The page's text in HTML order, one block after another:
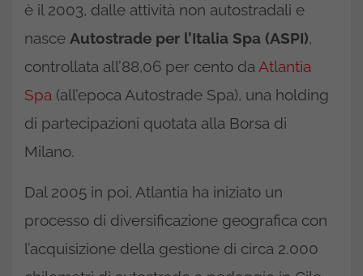
è il 2003, dalle attività non autostradali e
nasce Autostrade per l’Italia Spa (ASPI),
controllata all’88,06 per cento da Atlantia
Spa (all’epoca Autostrade Spa), una holding
di partecipazioni quotata alla Borsa di
Milano.
Dal 2005 in poi, Atlantia ha iniziato un
processo di diversificazione geografica con
l’acquisizione della gestione di circa 2.000